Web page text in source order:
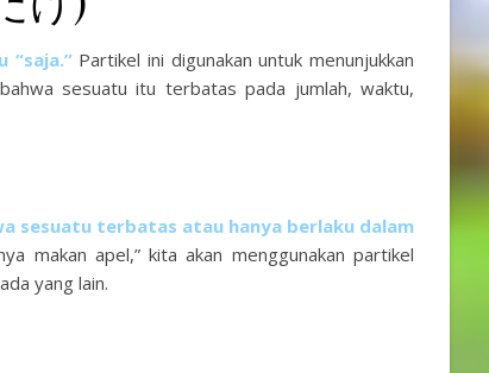
“saja.”Partikel ini digunakan untuk menunjukkan
sesuatu itu terbatas pada jumlah, waktu,
sesuatu terbatas atau hanya berlaku dalam
makan apel,” kita akan menggunakan partikel
yang lain.